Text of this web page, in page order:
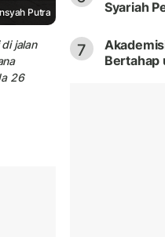
Putra
jalan
26
Syariah
7
Bertahap